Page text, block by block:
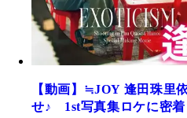
【動画】≒JOY 逢田珠里
せ♪ 1st写真集ロケに密着